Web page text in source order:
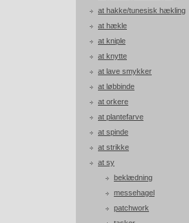
at hakke/tunesisk hækling
at hækle
at kniple
at knytte
at lave smykker
at løbbinde
at orkere
at plantefarve
at spinde
at strikke
at sy
beklædning
messehagel
patchwork